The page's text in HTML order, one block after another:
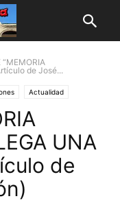
“MEMORIA
de José...
Actualidad
UNA
de